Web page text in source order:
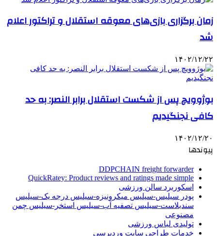
زمان برگزاری بازی‌های معوقه استقلال و تراکتور اعلام
شد
۱۴۰۲/۱۲/۲۲
بوژوویچ پس از شکست استقلال برابر النصر: به حد
کافی نجنگیدیم
۱۴۰۲/۱۲/۲۰
پیوندها
DDPCHAIN freight forwarder
QuickRatey: Product reviews and ratings made simple
اسکوربرد سالن ورزشی
پودر سیلیس-سیلیس میکرونیزه-سیلیس درجه یک-سیلیس
سندبلاست-سیلیس تصفیه آب-سیلیس استخر-سیلیس چمن
مصنوعی
تولیدی لباس ورزشی
خدمات طراحی سایت وردپرسی